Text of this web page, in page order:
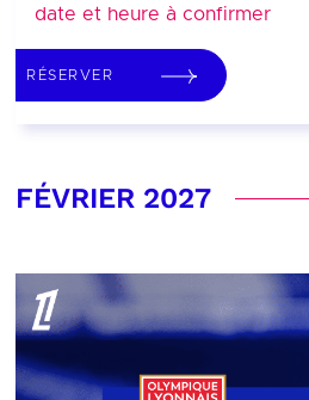
date et heure à confirmer
RÉSERVER
FÉVRIER 2027